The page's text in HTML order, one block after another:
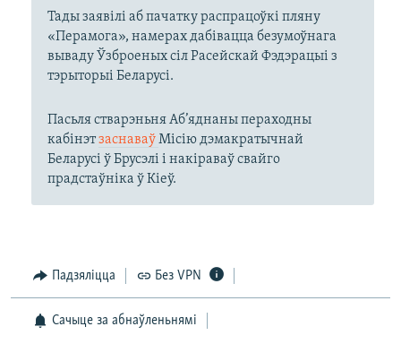
Тады заявілі аб пачатку распрацоўкі пляну
«Перамога», намерах дабівацца безумоўнага
вываду Ўзброеных сіл Расейскай Фэдэрацыі з
тэрыторыі Беларусі.
Пасьля стварэньня Аб’яднаны пераходны
кабінэтзаснаваўМісію дэмакратычнай
Беларусі ў Брусэлі і накіраваў свайго
прадстаўніка ў Кіеў.
Падзяліцца Без VPN
Сачыце за абнаўленьнямі